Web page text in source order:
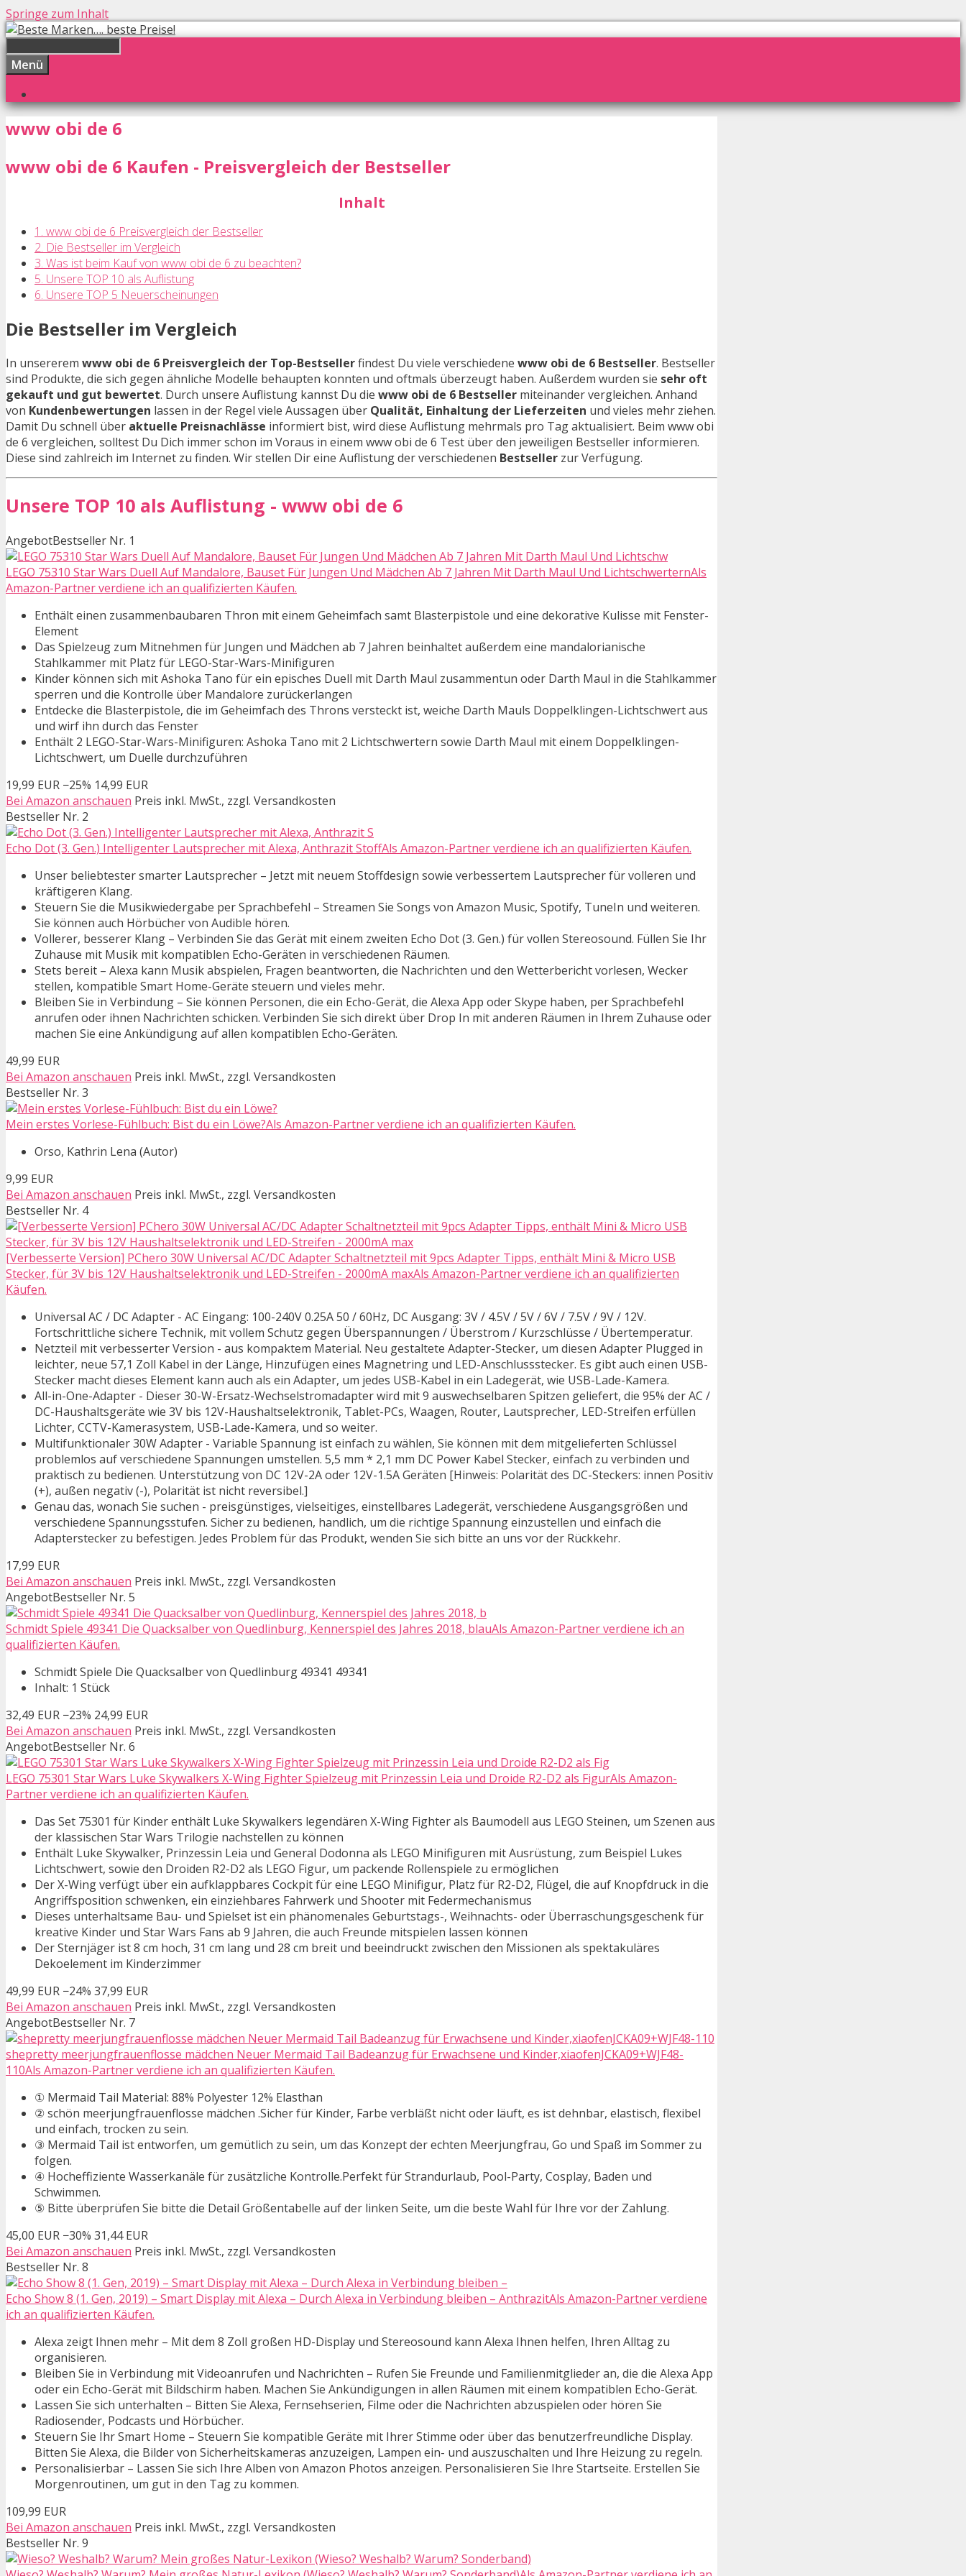
Springe zum Inhalt
Menü
www obi de 6
www obi de 6 Kaufen - Preisvergleich der Bestseller
Inhalt
1. www obi de 6 Preisvergleich der Bestseller
2. Die Bestseller im Vergleich
3. Was ist beim Kauf von www obi de 6 zu beachten?
5. Unsere TOP 10 als Auflistung
6. Unsere TOP 5 Neuerscheinungen
Die Bestseller im Vergleich
In unsererem www obi de 6 Preisvergleich der Top-Bestsellerfindest Du viele verschiedene www obi de 6 Bestseller. Bestseller
sind Produkte, die sich gegen ähnliche Modelle behaupten konnten und oftmals überzeugt haben. Außerdem wurden sie sehr oft
gekauft und gut bewertet. Durch unsere Auflistung kannst Du die www obi de 6 Bestseller miteinander vergleichen. Anhand
von Kundenbewertungen lassen in der Regel viele Aussagen über Qualität, Einhaltung der Lieferzeiten und vieles mehr ziehen.
Damit Du schnell über aktuelle Preisnachlässe informiert bist, wird diese Auflistung mehrmals pro Tag aktualisiert. Beim www obi
de 6 vergleichen, solltest Du Dich immer schon im Voraus in einem www obi de 6 Test über den jeweiligen Bestseller informieren.
Diese sind zahlreich im Internet zu finden. Wir stellen Dir eine Auflistung der verschiedenen Bestseller zur Verfügung.
Unsere TOP 10 als Auflistung - www obi de 6
AngebotBestseller Nr. 1
LEGO 75310 Star Wars Duell Auf Mandalore, Bauset Für Jungen Und Mädchen Ab 7 Jahren Mit Darth Maul Und LichtschwerternAls
Amazon-Partner verdiene ich an qualifizierten Käufen.
Enthält einen zusammenbaubaren Thron mit einem Geheimfach samt Blasterpistole und eine dekorative Kulisse mit Fenster-
Element
Das Spielzeug zum Mitnehmen für Jungen und Mädchen ab 7 Jahren beinhaltet außerdem eine mandalorianische
Stahlkammer mit Platz für LEGO-Star-Wars-Minifiguren
Kinder können sich mit Ashoka Tano für ein episches Duell mit Darth Maul zusammentun oder Darth Maul in die Stahlkammer
sperren und die Kontrolle über Mandalore zurückerlangen
Entdecke die Blasterpistole, die im Geheimfach des Throns versteckt ist, weiche Darth Mauls Doppelklingen-Lichtschwert aus
und wirf ihn durch das Fenster
Enthält 2 LEGO-Star-Wars-Minifiguren: Ashoka Tano mit 2 Lichtschwertern sowie Darth Maul mit einem Doppelklingen-
Lichtschwert, um Duelle durchzuführen
19,99 EUR −25% 14,99 EUR
Bei Amazon anschauen Preis inkl. MwSt., zzgl. Versandkosten
Bestseller Nr. 2
Echo Dot (3. Gen.) Intelligenter Lautsprecher mit Alexa, Anthrazit StoffAls Amazon-Partner verdiene ich an qualifizierten Käufen.
Unser beliebtester smarter Lautsprecher – Jetzt mit neuem Stoffdesign sowie verbessertem Lautsprecher für volleren und
kräftigeren Klang.
Steuern Sie die Musikwiedergabe per Sprachbefehl – Streamen Sie Songs von Amazon Music, Spotify, TuneIn und weiteren.
Sie können auch Hörbücher von Audible hören.
Vollerer, besserer Klang – Verbinden Sie das Gerät mit einem zweiten Echo Dot (3. Gen.) für vollen Stereosound. Füllen Sie Ihr
Zuhause mit Musik mit kompatiblen Echo-Geräten in verschiedenen Räumen.
Stets bereit – Alexa kann Musik abspielen, Fragen beantworten, die Nachrichten und den Wetterbericht vorlesen, Wecker
stellen, kompatible Smart Home-Geräte steuern und vieles mehr.
Bleiben Sie in Verbindung – Sie können Personen, die ein Echo-Gerät, die Alexa App oder Skype haben, per Sprachbefehl
anrufen oder ihnen Nachrichten schicken. Verbinden Sie sich direkt über Drop In mit anderen Räumen in Ihrem Zuhause oder
machen Sie eine Ankündigung auf allen kompatiblen Echo-Geräten.
49,99 EUR
Bei Amazon anschauen Preis inkl. MwSt., zzgl. Versandkosten
Bestseller Nr. 3
Mein erstes Vorlese-Fühlbuch: Bist du ein Löwe?Als Amazon-Partner verdiene ich an qualifizierten Käufen.
Orso, Kathrin Lena (Autor)
9,99 EUR
Bei Amazon anschauen Preis inkl. MwSt., zzgl. Versandkosten
Bestseller Nr. 4
[Verbesserte Version] PChero 30W Universal AC/DC Adapter Schaltnetzteil mit 9pcs Adapter Tipps, enthält Mini & Micro USB
Stecker, für 3V bis 12V Haushaltselektronik und LED-Streifen - 2000mA maxAls Amazon-Partner verdiene ich an qualifizierten
Käufen.
Universal AC / DC Adapter - AC Eingang: 100-240V 0.25A 50 / 60Hz, DC Ausgang: 3V / 4.5V / 5V / 6V / 7.5V / 9V / 12V.
Fortschrittliche sichere Technik, mit vollem Schutz gegen Überspannungen / Überstrom / Kurzschlüsse / Übertemperatur.
Netzteil mit verbesserter Version - aus kompaktem Material. Neu gestaltete Adapter-Stecker, um diesen Adapter Plugged in
leichter, neue 57,1 Zoll Kabel in der Länge, Hinzufügen eines Magnetring und LED-Anschlussstecker. Es gibt auch einen USB-
Stecker macht dieses Element kann auch als ein Adapter, um jedes USB-Kabel in ein Ladegerät, wie USB-Lade-Kamera.
All-in-One-Adapter - Dieser 30-W-Ersatz-Wechselstromadapter wird mit 9 auswechselbaren Spitzen geliefert, die 95% der AC /
DC-Haushaltsgeräte wie 3V bis 12V-Haushaltselektronik, Tablet-PCs, Waagen, Router, Lautsprecher, LED-Streifen erfüllen
Lichter, CCTV-Kamerasystem, USB-Lade-Kamera, und so weiter.
Multifunktionaler 30W Adapter - Variable Spannung ist einfach zu wählen, Sie können mit dem mitgelieferten Schlüssel
problemlos auf verschiedene Spannungen umstellen. 5,5 mm * 2,1 mm DC Power Kabel Stecker, einfach zu verbinden und
praktisch zu bedienen. Unterstützung von DC 12V-2A oder 12V-1.5A Geräten [Hinweis: Polarität des DC-Steckers: innen Positiv
(+), außen negativ (-), Polarität ist nicht reversibel.]
Genau das, wonach Sie suchen - preisgünstiges, vielseitiges, einstellbares Ladegerät, verschiedene Ausgangsgrößen und
verschiedene Spannungsstufen. Sicher zu bedienen, handlich, um die richtige Spannung einzustellen und einfach die
Adapterstecker zu befestigen. Jedes Problem für das Produkt, wenden Sie sich bitte an uns vor der Rückkehr.
17,99 EUR
Bei Amazon anschauen Preis inkl. MwSt., zzgl. Versandkosten
AngebotBestseller Nr. 5
Schmidt Spiele 49341 Die Quacksalber von Quedlinburg, Kennerspiel des Jahres 2018, blauAls Amazon-Partner verdiene ich an
qualifizierten Käufen.
Schmidt Spiele Die Quacksalber von Quedlinburg 49341 49341
Inhalt: 1 Stück
32,49 EUR −23% 24,99 EUR
Bei Amazon anschauen Preis inkl. MwSt., zzgl. Versandkosten
AngebotBestseller Nr. 6
LEGO 75301 Star Wars Luke Skywalkers X-Wing Fighter Spielzeug mit Prinzessin Leia und Droide R2-D2 als FigurAls Amazon-
Partner verdiene ich an qualifizierten Käufen.
Das Set 75301 für Kinder enthält Luke Skywalkers legendären X-Wing Fighter als Baumodell aus LEGO Steinen, um Szenen aus
der klassischen Star Wars Trilogie nachstellen zu können
Enthält Luke Skywalker, Prinzessin Leia und General Dodonna als LEGO Minifiguren mit Ausrüstung, zum Beispiel Lukes
Lichtschwert, sowie den Droiden R2-D2 als LEGO Figur, um packende Rollenspiele zu ermöglichen
Der X-Wing verfügt über ein aufklappbares Cockpit für eine LEGO Minifigur, Platz für R2-D2, Flügel, die auf Knopfdruck in die
Angriffsposition schwenken, ein einziehbares Fahrwerk und Shooter mit Federmechanismus
Dieses unterhaltsame Bau- und Spielset ist ein phänomenales Geburtstags-, Weihnachts- oder Überraschungsgeschenk für
kreative Kinder und Star Wars Fans ab 9 Jahren, die auch Freunde mitspielen lassen können
Der Sternjäger ist 8 cm hoch, 31 cm lang und 28 cm breit und beeindruckt zwischen den Missionen als spektakuläres
Dekoelement im Kinderzimmer
49,99 EUR −24% 37,99 EUR
Bei Amazon anschauen Preis inkl. MwSt., zzgl. Versandkosten
AngebotBestseller Nr. 7
shepretty meerjungfrauenflosse mädchen Neuer Mermaid Tail Badeanzug für Erwachsene und Kinder,xiaofenJCKA09+WJF48-
110Als Amazon-Partner verdiene ich an qualifizierten Käufen.
① Mermaid Tail Material: 88% Polyester 12% Elasthan
② schön meerjungfrauenflosse mädchen .Sicher für Kinder, Farbe verbläßt nicht oder läuft, es ist dehnbar, elastisch, flexibel
und einfach, trocken zu sein.
③ Mermaid Tail ist entworfen, um gemütlich zu sein, um das Konzept der echten Meerjungfrau, Go und Spaß im Sommer zu
folgen.
④ Hocheffiziente Wasserkanäle für zusätzliche Kontrolle.Perfekt für Strandurlaub, Pool-Party, Cosplay, Baden und
Schwimmen.
⑤ Bitte überprüfen Sie bitte die Detail Größentabelle auf der linken Seite, um die beste Wahl für Ihre vor der Zahlung.
45,00 EUR −30% 31,44 EUR
Bei Amazon anschauen Preis inkl. MwSt., zzgl. Versandkosten
Bestseller Nr. 8
Echo Show 8 (1. Gen, 2019) – Smart Display mit Alexa – Durch Alexa in Verbindung bleiben – AnthrazitAls Amazon-Partner verdiene
ich an qualifizierten Käufen.
Alexa zeigt Ihnen mehr – Mit dem 8 Zoll großen HD-Display und Stereosound kann Alexa Ihnen helfen, Ihren Alltag zu
organisieren.
Bleiben Sie in Verbindung mit Videoanrufen und Nachrichten – Rufen Sie Freunde und Familienmitglieder an, die die Alexa App
oder ein Echo-Gerät mit Bildschirm haben. Machen Sie Ankündigungen in allen Räumen mit einem kompatiblen Echo-Gerät.
Lassen Sie sich unterhalten – Bitten Sie Alexa, Fernsehserien, Filme oder die Nachrichten abzuspielen oder hören Sie
Radiosender, Podcasts und Hörbücher.
Steuern Sie Ihr Smart Home – Steuern Sie kompatible Geräte mit Ihrer Stimme oder über das benutzerfreundliche Display.
Bitten Sie Alexa, die Bilder von Sicherheitskameras anzuzeigen, Lampen ein- und auszuschalten und Ihre Heizung zu regeln.
Personalisierbar – Lassen Sie sich Ihre Alben von Amazon Photos anzeigen. Personalisieren Sie Ihre Startseite. Erstellen Sie
Morgenroutinen, um gut in den Tag zu kommen.
109,99 EUR
Bei Amazon anschauen Preis inkl. MwSt., zzgl. Versandkosten
Bestseller Nr. 9